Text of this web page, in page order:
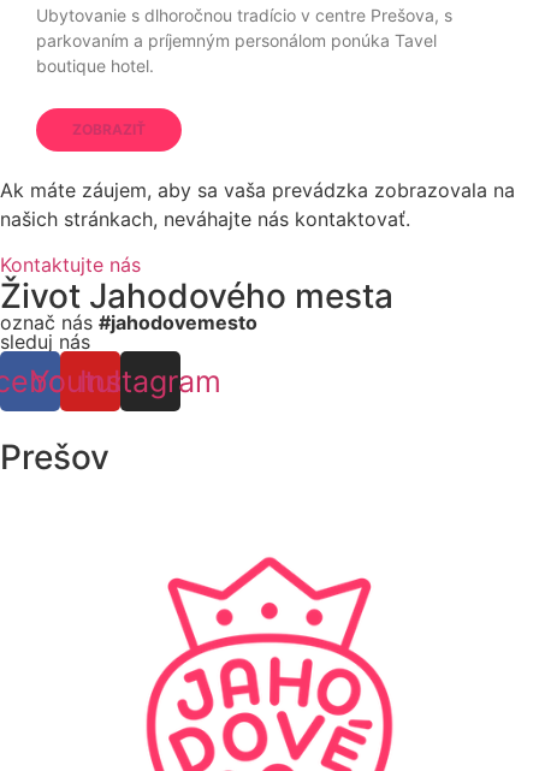
Ubytovanie s dlhoročnou tradício v centre Prešova, s
parkovaním a príjemným personálom ponúka Tavel
boutique hotel.
ZOBRAZIŤ
Ak máte záujem, aby sa vaša prevádzka zobrazovala na
našich stránkach, neváhajte nás kontaktovať.
Kontaktujte nás
Život Jahodového mesta
označ nás #jahodovemesto
sleduj nás
Youtube
Instagram
Prešov